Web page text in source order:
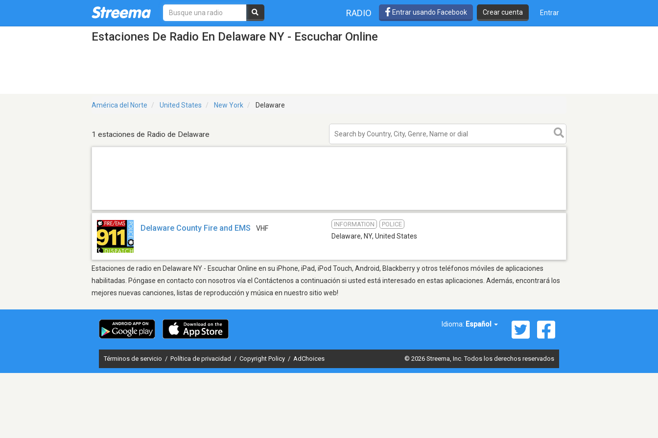
RADIO Entrar usando Facebook Crear cuenta Entrar
Estaciones De Radio En Delaware NY - Escuchar Online
América del Norte United States New York Delaware
1 estaciones de Radio de Delaware
Delaware County Fire and EMS VHF
INFORMATION POLICE
Delaware, NY, United States
Estaciones de radio en Delaware NY - Escuchar Online en su iPhone, iPad, iPod Touch, Android, Blackberry y otros teléfonos móviles de aplicaciones
habilitadas. Póngase en contacto con nosotros vía el Contáctenos a continuación si usted está interesado en estas aplicaciones. Además, encontrará los
mejores nuevas canciones, listas de reproducción y música en nuestro sitio web!
Idioma: Español
Términos de servicio / Política de privacidad / Copyright Policy / AdChoices © 2026 Streema, Inc. Todos los derechos reservados